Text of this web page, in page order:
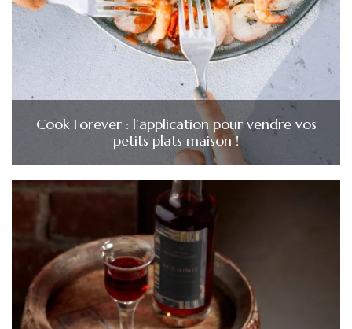
Cook Forever : l’application pour vendre vos
petits plats maison !